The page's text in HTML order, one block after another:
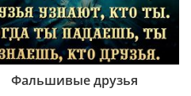
Фальшивые друзья